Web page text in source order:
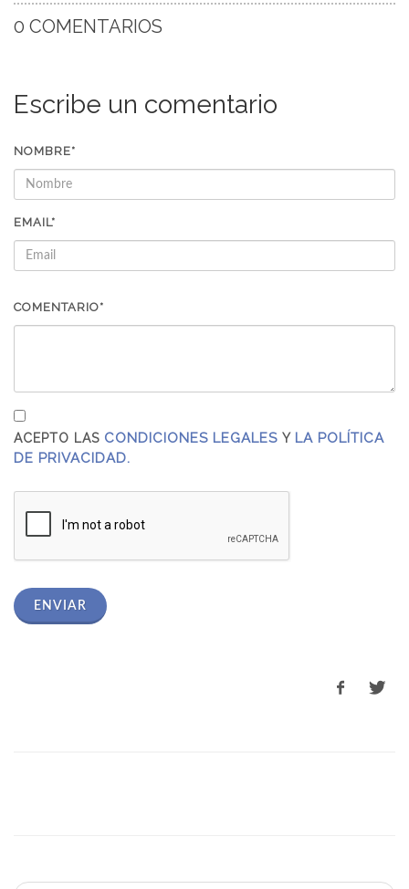
0 COMENTARIOS
Escribe un comentario
NOMBRE*
EMAIL*
COMENTARIO*
ACEPTO LAS CONDICIONES LEGALES Y LA POLÍTICA
DE PRIVACIDAD.
ENVIAR